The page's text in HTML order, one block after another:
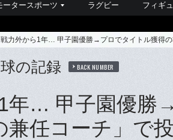
ータースポーツ ラグビー フィギ
戦力外から1年… 甲子園優勝→プロでタイトル獲得の
の記録 BACK NUMBER
年… 甲子園優勝
兼任コーチ」で